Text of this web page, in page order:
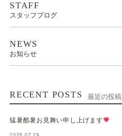
STAFF
スタッフブログ
NEWS
お知らせ
RECENT POSTS 最近の投稿
猛暑酷暑お見舞い申し上げます
2026.07.29